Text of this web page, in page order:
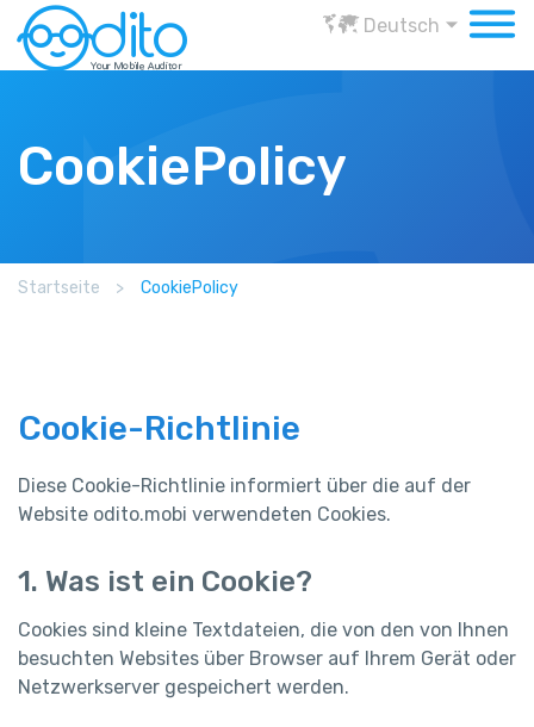
Deutsch
CookiePolicy
Startseite > CookiePolicy
Cookie-Richtlinie
Diese Cookie-Richtlinie informiert über die auf der
Website odito.mobi verwendeten Cookies.
1. Was ist ein Cookie?
Cookies sind kleine Textdateien, die von den von Ihnen
besuchten Websites über Browser auf Ihrem Gerät oder
Netzwerkserver gespeichert werden.